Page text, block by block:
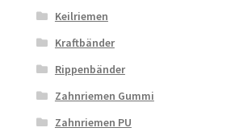
Keilriemen
Kraftbänder
Rippenbänder
Zahnriemen Gummi
Zahnriemen PU